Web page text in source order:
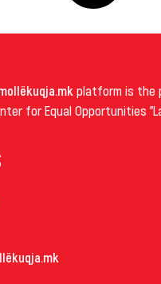
platform is the
for Equal Opportunities